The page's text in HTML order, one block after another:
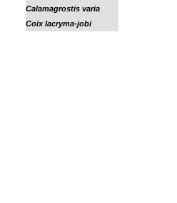
Calamagrostis varia
Coix lacryma-jobi